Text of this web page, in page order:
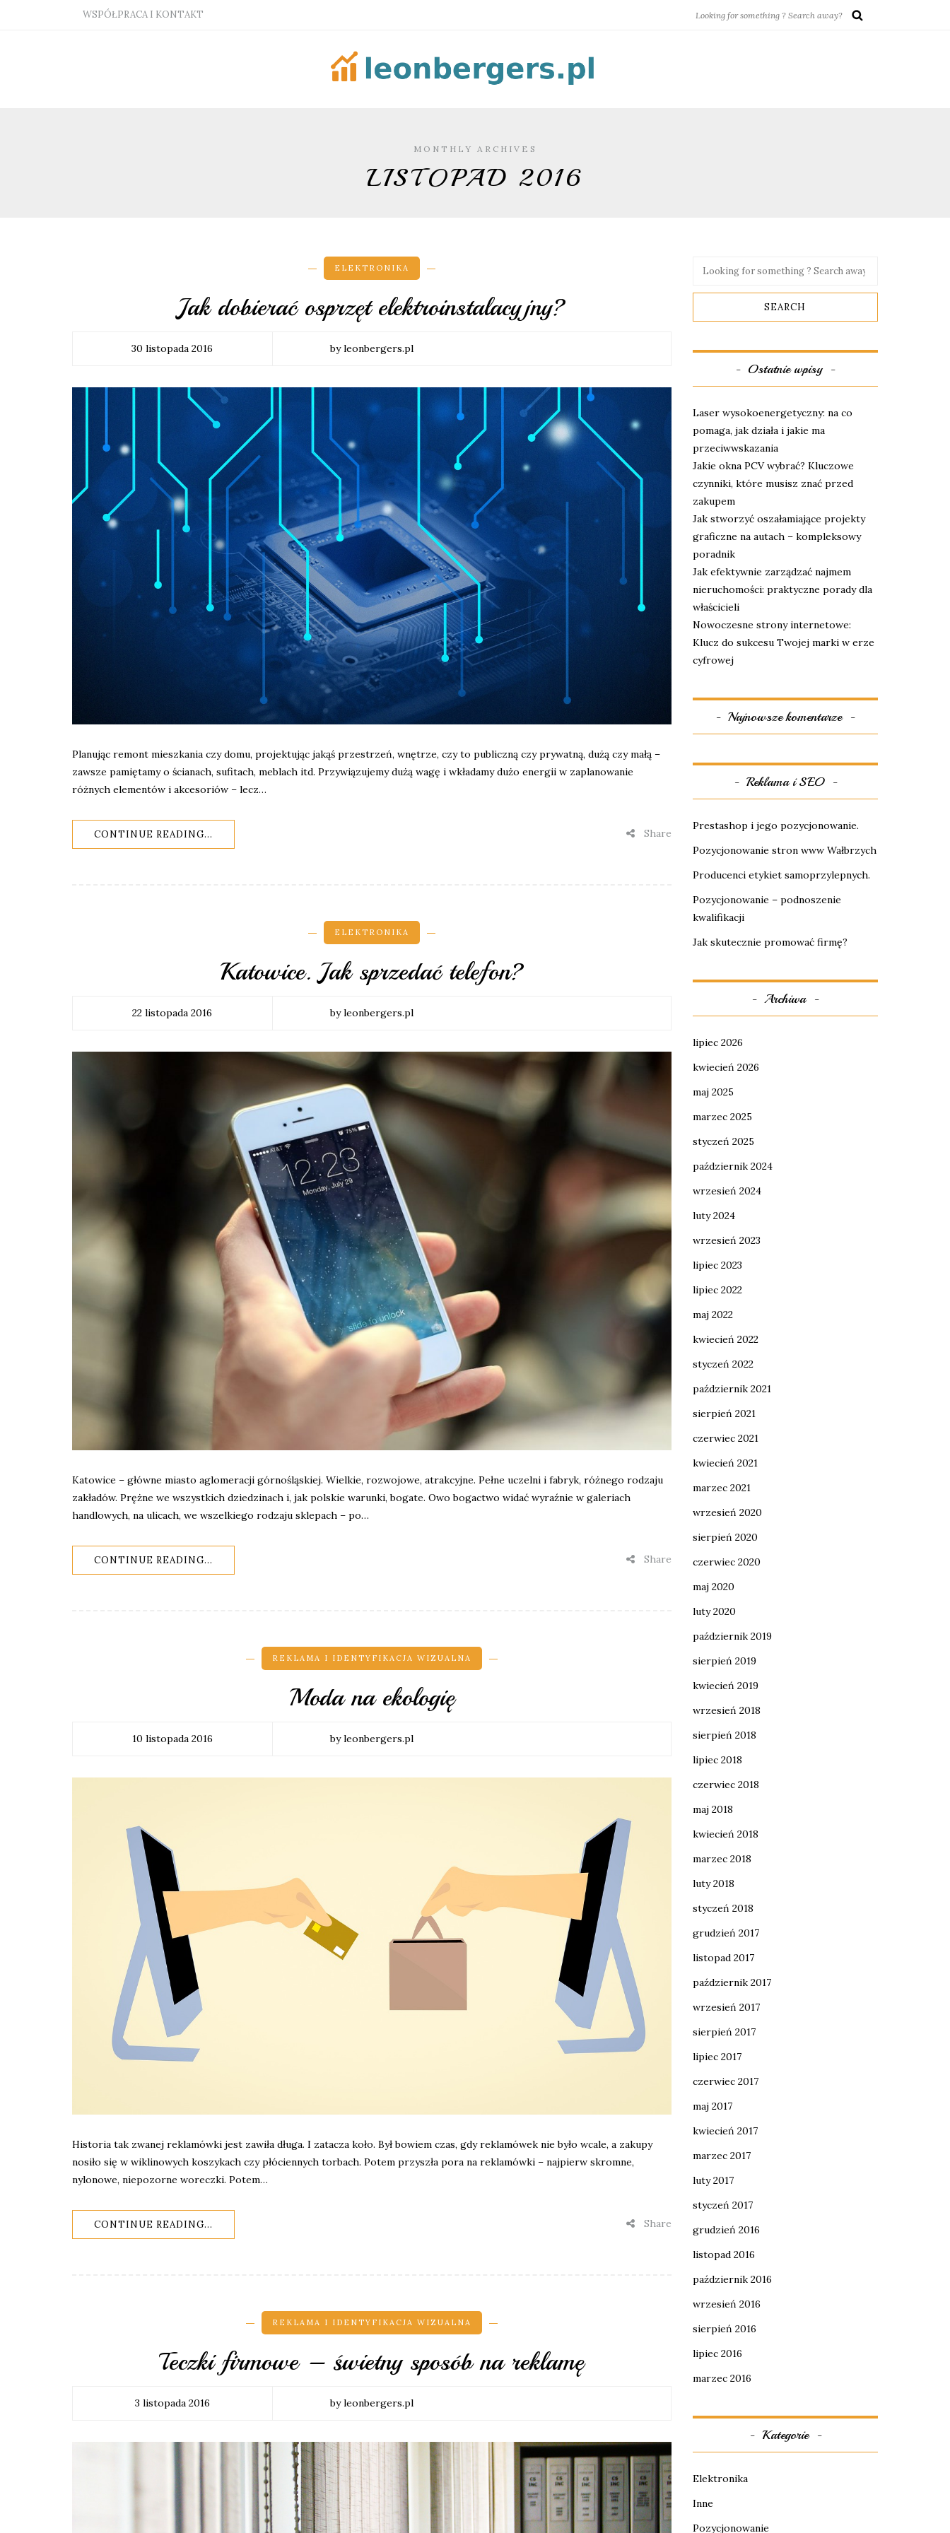
WSPÓŁPRACA I KONTAKT
MONTHLY ARCHIVES
LISTOPAD 2016
ELEKTRONIKA
Jak dobierać osprzęt elektroinstalacyjny?
30 listopada 2016 by leonbergers.pl
Planując remont mieszkania czy domu, projektując jakąś przestrzeń, wnętrze, czy to publiczną czy prywatną, dużą czy małą –
zawsze pamiętamy o ścianach, sufitach, meblach itd. Przywiązujemy dużą wagę i wkładamy dużo energii w zaplanowanie
różnych elementów i akcesoriów – lecz…
CONTINUE READING... Share
ELEKTRONIKA
Katowice. Jak sprzedać telefon?
22 listopada 2016 by leonbergers.pl
Katowice – główne miasto aglomeracji górnośląskiej. Wielkie, rozwojowe, atrakcyjne. Pełne uczelni i fabryk, różnego rodzaju
zakładów. Prężne we wszystkich dziedzinach i, jak polskie warunki, bogate. Owo bogactwo widać wyraźnie w galeriach
handlowych, na ulicach, we wszelkiego rodzaju sklepach – po…
CONTINUE READING... Share
REKLAMA I IDENTYFIKACJA WIZUALNA
Moda na ekologię
10 listopada 2016 by leonbergers.pl
Historia tak zwanej reklamówki jest zawiła długa. I zatacza koło. Był bowiem czas, gdy reklamówek nie było wcale, a zakupy
nosiło się w wiklinowych koszykach czy płóciennych torbach. Potem przyszła pora na reklamówki – najpierw skromne,
nylonowe, niepozorne woreczki. Potem…
CONTINUE READING... Share
REKLAMA I IDENTYFIKACJA WIZUALNA
Teczki firmowe – świetny sposób na reklamę
3 listopada 2016 by leonbergers.pl
Ostatnie wpisy
Laser wysokoenergetyczny: na co
pomaga, jak działa i jakie ma
przeciwwskazania
Jakie okna PCV wybrać? Kluczowe
czynniki, które musisz znać przed
zakupem
Jak stworzyć oszałamiające projekty
graficzne na autach – kompleksowy
poradnik
Jak efektywnie zarządzać najmem
nieruchomości: praktyczne porady dla
właścicieli
Nowoczesne strony internetowe:
Klucz do sukcesu Twojej marki w erze
cyfrowej
Najnowsze komentarze
Reklama i SEO
Prestashop i jego pozycjonowanie.
Pozycjonowanie stron www Wałbrzych
Producenci etykiet samoprzylepnych.
Pozycjonowanie – podnoszenie
kwalifikacji
Jak skutecznie promować firmę?
Archiwa
lipiec 2026
kwiecień 2026
maj 2025
marzec 2025
styczeń 2025
październik 2024
wrzesień 2024
luty 2024
wrzesień 2023
lipiec 2023
lipiec 2022
maj 2022
kwiecień 2022
styczeń 2022
październik 2021
sierpień 2021
czerwiec 2021
kwiecień 2021
marzec 2021
wrzesień 2020
sierpień 2020
czerwiec 2020
maj 2020
luty 2020
październik 2019
sierpień 2019
kwiecień 2019
wrzesień 2018
sierpień 2018
lipiec 2018
czerwiec 2018
maj 2018
kwiecień 2018
marzec 2018
luty 2018
styczeń 2018
grudzień 2017
listopad 2017
październik 2017
wrzesień 2017
sierpień 2017
lipiec 2017
czerwiec 2017
maj 2017
kwiecień 2017
marzec 2017
luty 2017
styczeń 2017
grudzień 2016
listopad 2016
październik 2016
wrzesień 2016
sierpień 2016
lipiec 2016
marzec 2016
Kategorie
Elektronika
Inne
Pozycjonowanie